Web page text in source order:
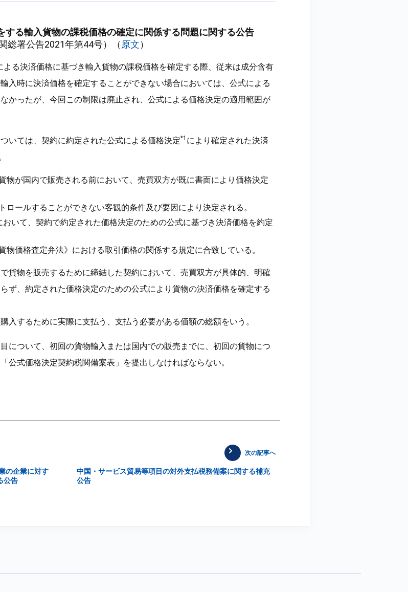
する輸入貨物の課税価格の確定に関係する問題に関する公告
関総署公告2021年第44号）（ 原文）
る決済価格に基づき輸入貨物の課税価格を確定する際、従来は成分含有
入時に決済価格を確定することができない場合においては、公式による
かったが、今回この制限は廃止され、公式による価格決定の適用範囲が
いては、契約に約定された公式による価格決定*1 により確定された決済
物が国内で販売される前において、売買双方が既に書面により価格決定
ロールすることができない客観的条件及び要因により決定される。
いて、契約で約定された価格決定のための公式に基づき決済価格を約定
物価格査定弁法》における取引価格の関係する規定に合致している。
物を販売するために締結した契約において、売買双方が具体的、明確
ず、約定された価格決定のための公式により貨物の決済価格を確定する
するために実際に支払う、支払う必要がある価額の総額をいう。
について、初回の貨物輸入または国内での販売までに、初回の貨物につ
公式価格決定契約税関備案表」を提出しなければならない。
次の記事へ
中国・サービス貿易等項目の対外支払税務備案に関する補充
公告
の企業に対す
公告